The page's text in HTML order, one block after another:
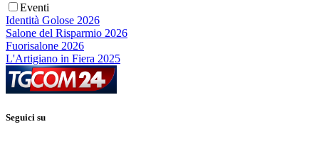
Eventi
Identità Golose 2026
Salone del Risparmio 2026
Fuorisalone 2026
L'Artigiano in Fiera 2025
Seguici su